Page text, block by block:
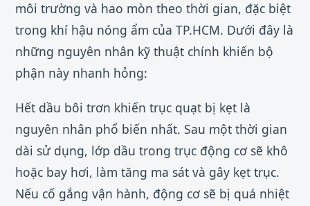
môi trường và hao mòn theo thời gian, đặc biệt
trong khí hậu nóng ẩm của TP.HCM. Dưới đây là
những nguyên nhân kỹ thuật chính khiến bộ
phận này nhanh hỏng:
Hết dầu bôi trơn khiến trục quạt bị kẹt là
nguyên nhân phổ biến nhất. Sau một thời gian
dài sử dụng, lớp dầu trong trục động cơ sẽ khô
hoặc bay hơi, làm tăng ma sát và gây kẹt trục.
Nếu cố gắng vận hành, động cơ sẽ bị quá nhiệt